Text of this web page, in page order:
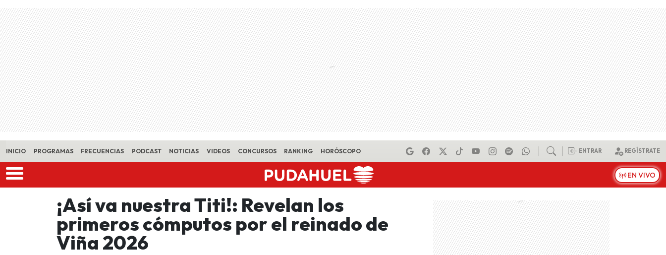
Skip to main content
INICIO PROGRAMAS FRECUENCIAS PODCAST NOTICIAS VIDEOS CONCURSOS RANKING HORÓSCOPO ENTRAR REGÍSTRATE
EN VIVO
¡Así va nuestra Titi!: Revelan los
primeros cómputos por el reinado de
Viña 2026